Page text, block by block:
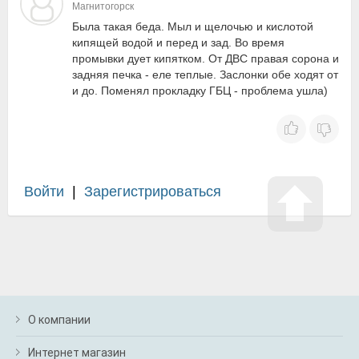
Магнитогорск
Была такая беда. Мыл и щелочью и кислотой
кипящей водой и перед и зад. Во время
промывки дует кипятком. От ДВС правая сорона и
задняя печка - еле теплые. Заслонки обе ходят от
и до. Поменял прокладку ГБЦ - проблема ушла)
Войти Зарегистрироваться
О компании
Интернет магазин